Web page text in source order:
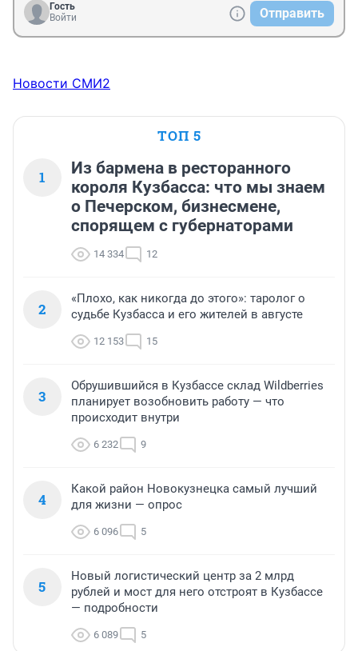
Гость
Войти
Отправить
Новости СМИ2
ТОП 5
1
Из бармена в ресторанного
короля Кузбасса: что мы знаем
о Печерском, бизнесмене,
спорящем с губернаторами
14 334 12
2
«Плохо, как никогда до этого»: таролог о
судьбе Кузбасса и его жителей в августе
12 153 15
3
Обрушившийся в Кузбассе склад Wildberries
планирует возобновить работу — что
происходит внутри
6 232 9
4
Какой район Новокузнецка самый лучший
для жизни — опрос
6 096 5
5
Новый логистический центр за 2 млрд
рублей и мост для него отстроят в Кузбассе
— подробности
6 089 5